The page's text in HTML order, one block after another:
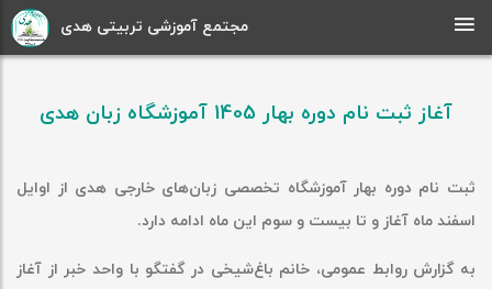
مجتمع آموزشی تربیتی هدی
آغاز ثبت نام دوره بهار 1405 آموزشگاه زبان هدی
ثبت نام دوره بهار آموزشگاه تخصصی زبان‌های خارجی هدی از اوایل
اسفند ماه آغاز و تا بیست و سوم این ماه ادامه دارد.
به گزارش روابط عمومی، خانم باغ‌شیخی در گفتگو با واحد خبر از آغاز